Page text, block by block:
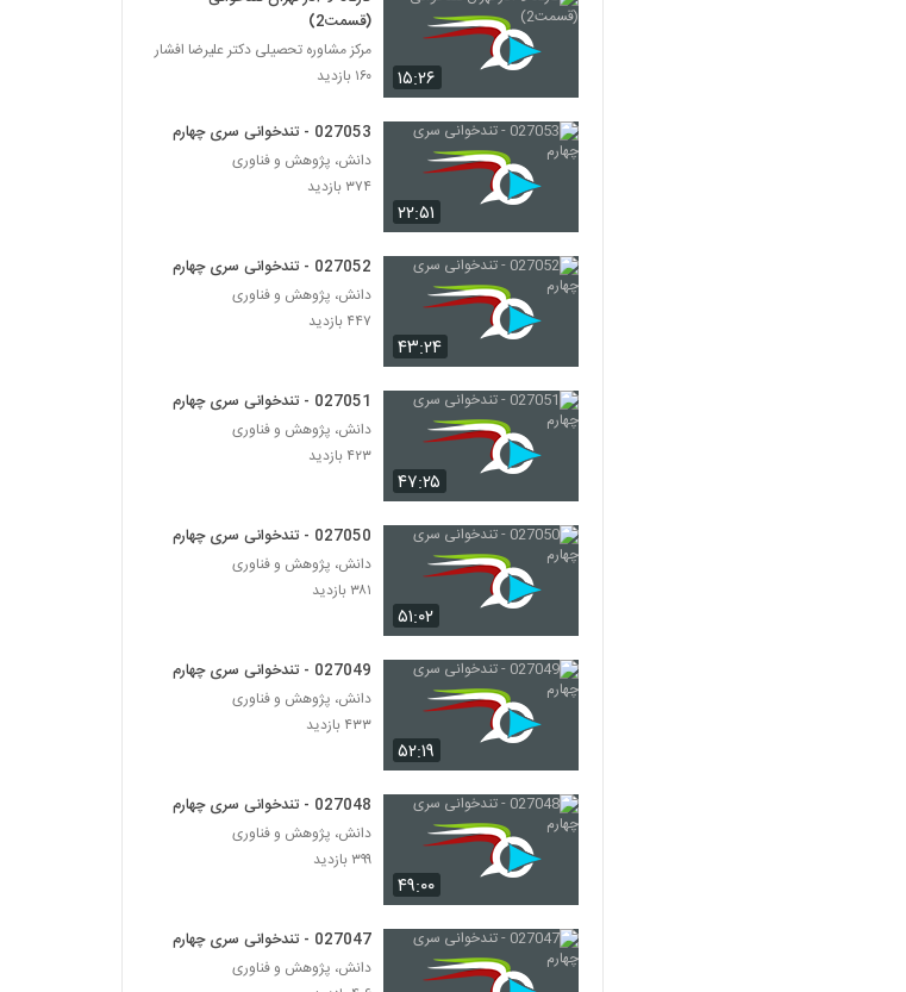
027022 - تندخوانی سری چهارم
۳۳۷ بازدید
027023 - تندخوانی سری چهارم
027024 - تندخوانی سری چهارم
۳۷۰ بازدید
027025 - تندخوانی سری چهارم
۳۶۴ بازدید
027026 - تندخوانی سری چهارم
۴۰۰ بازدید
027027 - تندخوانی سری چهارم
۴۴۲ بازدید
027028 - تندخوانی سری چهارم
۴۲۷ بازدید
027029 - تندخوانی سری چهارم
027030 - تندخوانی سری چهارم
۳۷۲ بازدید
027031 - تندخوانی سری چهارم
۳۵۵ بازدید
۱۵:۲۶
(قسمت2)
مرکز مشاوره تحصیلی دکتر علیرضا افشار
۱۶۰ بازدید
۲۲:۵۱
027053 - تندخوانی سری چهارم
دانش، پژوهش و فناوری
۳۷۴ بازدید
۴۳:۲۴
027052 - تندخوانی سری چهارم
دانش، پژوهش و فناوری
۴۴۷ بازدید
۴۷:۲۵
027051 - تندخوانی سری چهارم
دانش، پژوهش و فناوری
۴۲۳ بازدید
۵۱:۰۲
027050 - تندخوانی سری چهارم
دانش، پژوهش و فناوری
۳۸۱ بازدید
۵۲:۱۹
027049 - تندخوانی سری چهارم
دانش، پژوهش و فناوری
۴۳۳ بازدید
۴۹:۰۰
027048 - تندخوانی سری چهارم
دانش، پژوهش و فناوری
۳۹۹ بازدید
027047 - تندخوانی سری چهارم
دانش، پژوهش و فناوری